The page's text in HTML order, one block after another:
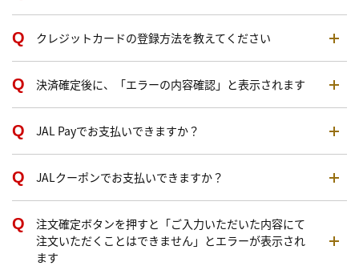
クレジットカードの登録方法を教えてください
決済確定後に、「エラーの内容確認」と表示されます
JAL Payでお支払いできますか？
JALクーポンでお支払いできますか？
注文確定ボタンを押すと「ご入力いただいた内容にて
注文いただくことはできません」とエラーが表示され
ます